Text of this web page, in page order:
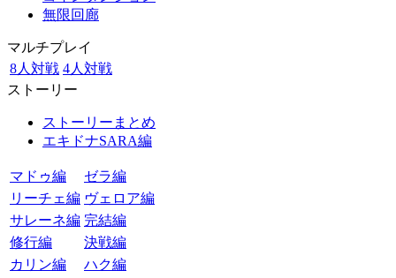
無限回廊
マルチプレイ
8人対戦 4人対戦
ストーリー
ストーリーまとめ
エキドナSARA編
マドゥ編
ゼラ編
リーチェ編 ヴェロア編
サレーネ編 完結編
修行編
決戦編
カリン編
ハク編